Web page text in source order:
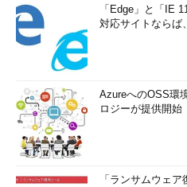
「Edge」と「IE
対応サイトならば
AzureへのOSS環
ロジーが提供開始
「ランサムウェ